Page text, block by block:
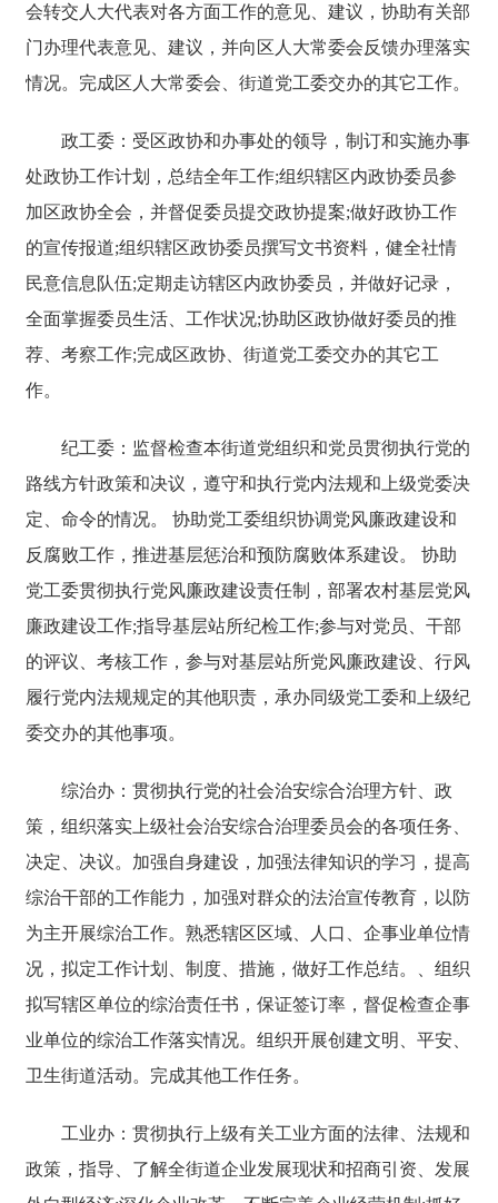
会转交人大代表对各方面工作的意见、建议，协助有关部
门办理代表意见、建议，并向区人大常委会反馈办理落实
情况。完成区人大常委会、街道党工委交办的其它工作。
政工委：受区政协和办事处的领导，制订和实施办事
处政协工作计划，总结全年工作;组织辖区内政协委员参
加区政协全会，并督促委员提交政协提案;做好政协工作
的宣传报道;组织辖区政协委员撰写文书资料，健全社情
民意信息队伍;定期走访辖区内政协委员，并做好记录，
全面掌握委员生活、工作状况;协助区政协做好委员的推
荐、考察工作;完成区政协、街道党工委交办的其它工
作。
纪工委：监督检查本街道党组织和党员贯彻执行党的
路线方针政策和决议，遵守和执行党内法规和上级党委决
定、命令的情况。 协助党工委组织协调党风廉政建设和
反腐败工作，推进基层惩治和预防腐败体系建设。 协助
党工委贯彻执行党风廉政建设责任制，部署农村基层党风
廉政建设工作;指导基层站所纪检工作;参与对党员、干部
的评议、考核工作，参与对基层站所党风廉政建设、行风
履行党内法规规定的其他职责，承办同级党工委和上级纪
委交办的其他事项。
综治办：贯彻执行党的社会治安综合治理方针、政
策，组织落实上级社会治安综合治理委员会的各项任务、
决定、决议。加强自身建设，加强法律知识的学习，提高
综治干部的工作能力，加强对群众的法治宣传教育，以防
为主开展综治工作。熟悉辖区区域、人口、企事业单位情
况，拟定工作计划、制度、措施，做好工作总结。、组织
拟写辖区单位的综治责任书，保证签订率，督促检查企事
业单位的综治工作落实情况。组织开展创建文明、平安、
卫生街道活动。完成其他工作任务。
工业办：贯彻执行上级有关工业方面的法律、法规和
政策，指导、了解全街道企业发展现状和招商引资、发展